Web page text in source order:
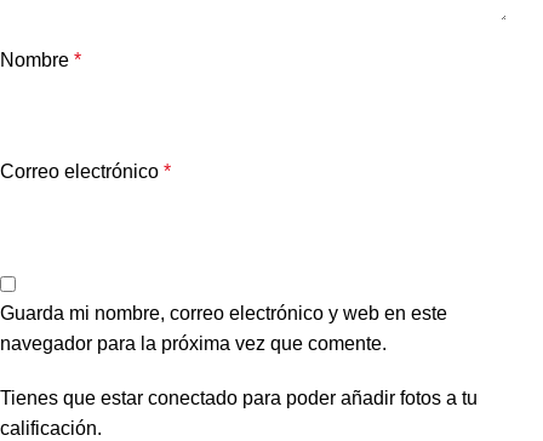
Nombre*
Correo electrónico*
Guarda mi nombre, correo electrónico y web en este
navegador para la próxima vez que comente.
Tienes que estar conectado para poder añadir fotos a tu
calificación.